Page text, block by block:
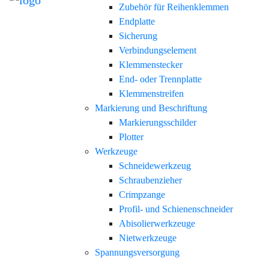
Zubehör für Reihenklemmen
Endplatte
Sicherung
Verbindungselement
Klemmenstecker
End- oder Trennplatte
Klemmenstreifen
Markierung und Beschriftung
Markierungsschilder
Plotter
Werkzeuge
Schneidewerkzeug
Schraubenzieher
Crimpzange
Profil- und Schienenschneider
Abisolierwerkzeuge
Nietwerkzeuge
Spannungsversorgung